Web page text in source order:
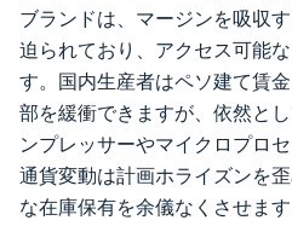
ブランドは、マージンを吸収
迫られており、アクセス可能
す。国内生産者はペソ建て賃
部を緩衝できますが、依然と
ンプレッサーやマイクロプロ
通貨変動は計画ホライズンを
な在庫保有を余儀なくさせま